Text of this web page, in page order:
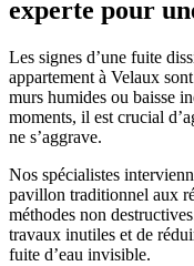
experte pour
Les signes d’une fuite
appartement à Velaux
murs humides ou baisse
moments, il est crucial
ne s’aggrave.
Nos spécialistes
pavillon traditionnel aux
méthodes non
travaux inutiles et de
fuite d’eau invisible.